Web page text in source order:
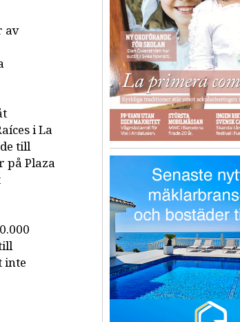
av
i La
till
på Plaza
inte